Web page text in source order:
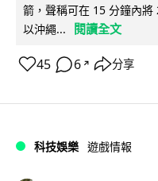
箭，聲稱可在 15 分鐘內
以沖繩...
閱讀全文
45 6 ↗ 分享
科技娛樂 遊戲情報